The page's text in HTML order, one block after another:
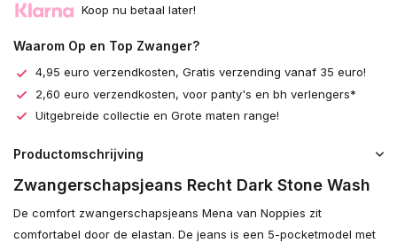
Koop nu betaal later!
Waarom Op en Top Zwanger?
4,95 euro verzendkosten, Gratis verzending vanaf 35 euro!
2,60 euro verzendkosten, voor panty's en bh verlengers*
Uitgebreide collectie en Grote maten range!
Productomschrijving
Zwangerschapsjeans Recht Dark Stone Wash
De comfort zwangerschapsjeans Mena van Noppies zit
comfortabel door de elastan. De jeans is een 5-pocketmodel met